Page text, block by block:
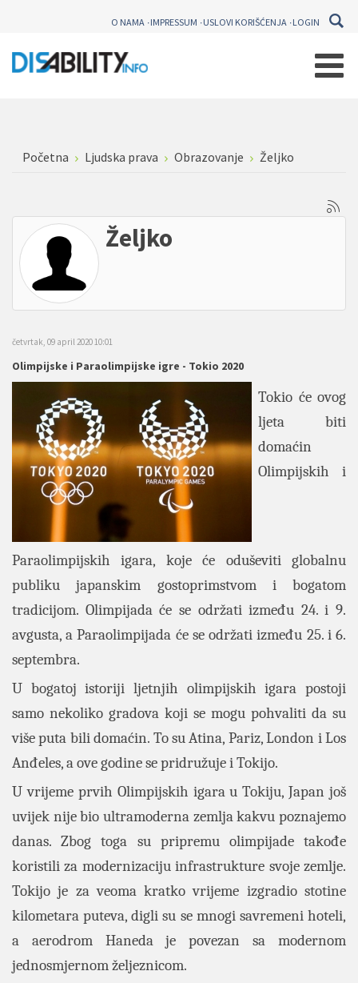
O NAMA IMPRESSUM USLOVI KORIŠĆENJA LOGIN
Početna Ljudska prava Obrazovanje Željko
Željko
četvrtak, 09 april 2020 10:01
Olimpijske i Paraolimpijske igre - Tokio 2020
Tokio će ovog
ljeta biti
domaćin
Olimpijskih i
Paraolimpijskih igara, koje će oduševiti globalnu
publiku japanskim gostoprimstvom i bogatom
tradicijom. Olimpijada će se održati između 24. i 9.
avgusta, a Paraolimpijada će se održati između 25. i 6.
septembra.
U bogatoj istoriji ljetnjih olimpijskih igara postoji
samo nekoliko gradova koji se mogu pohvaliti da su
više puta bili domaćin. To su Atina, Pariz, London i Los
Anđeles, a ove godine se pridružuje i Tokijo.
U vrijeme prvih Olimpijskih igara u Tokiju, Japan još
uvijek nije bio ultramoderna zemlja kakvu poznajemo
danas. Zbog toga su pripremu olimpijade takođe
koristili za modernizaciju infrastrukture svoje zemlje.
Tokijo je za veoma kratko vrijeme izgradio stotine
kilometara puteva, digli su se mnogi savremeni hoteli,
a aerodrom Haneda je povezan sa modernom
jednosmjernom željeznicom.